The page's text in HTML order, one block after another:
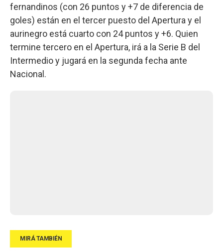
fernandinos (con 26 puntos y +7 de diferencia de
goles) están en el tercer puesto del Apertura y el
aurinegro está cuarto con 24 puntos y +6. Quien
termine tercero en el Apertura, irá a la Serie B del
Intermedio y jugará en la segunda fecha ante
Nacional.